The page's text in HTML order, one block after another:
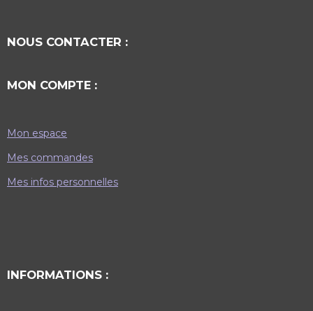
NOUS CONTACTER :
MON COMPTE :
Mon espace
Mes commandes
Mes infos personnelles
INFORMATIONS :